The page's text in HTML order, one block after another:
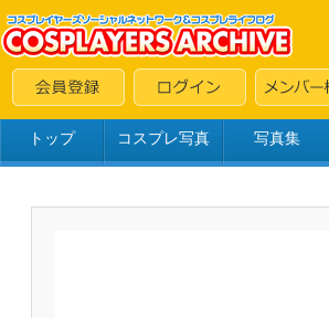
トップ コスプレ写真 写真集